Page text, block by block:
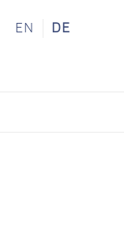
EN DE